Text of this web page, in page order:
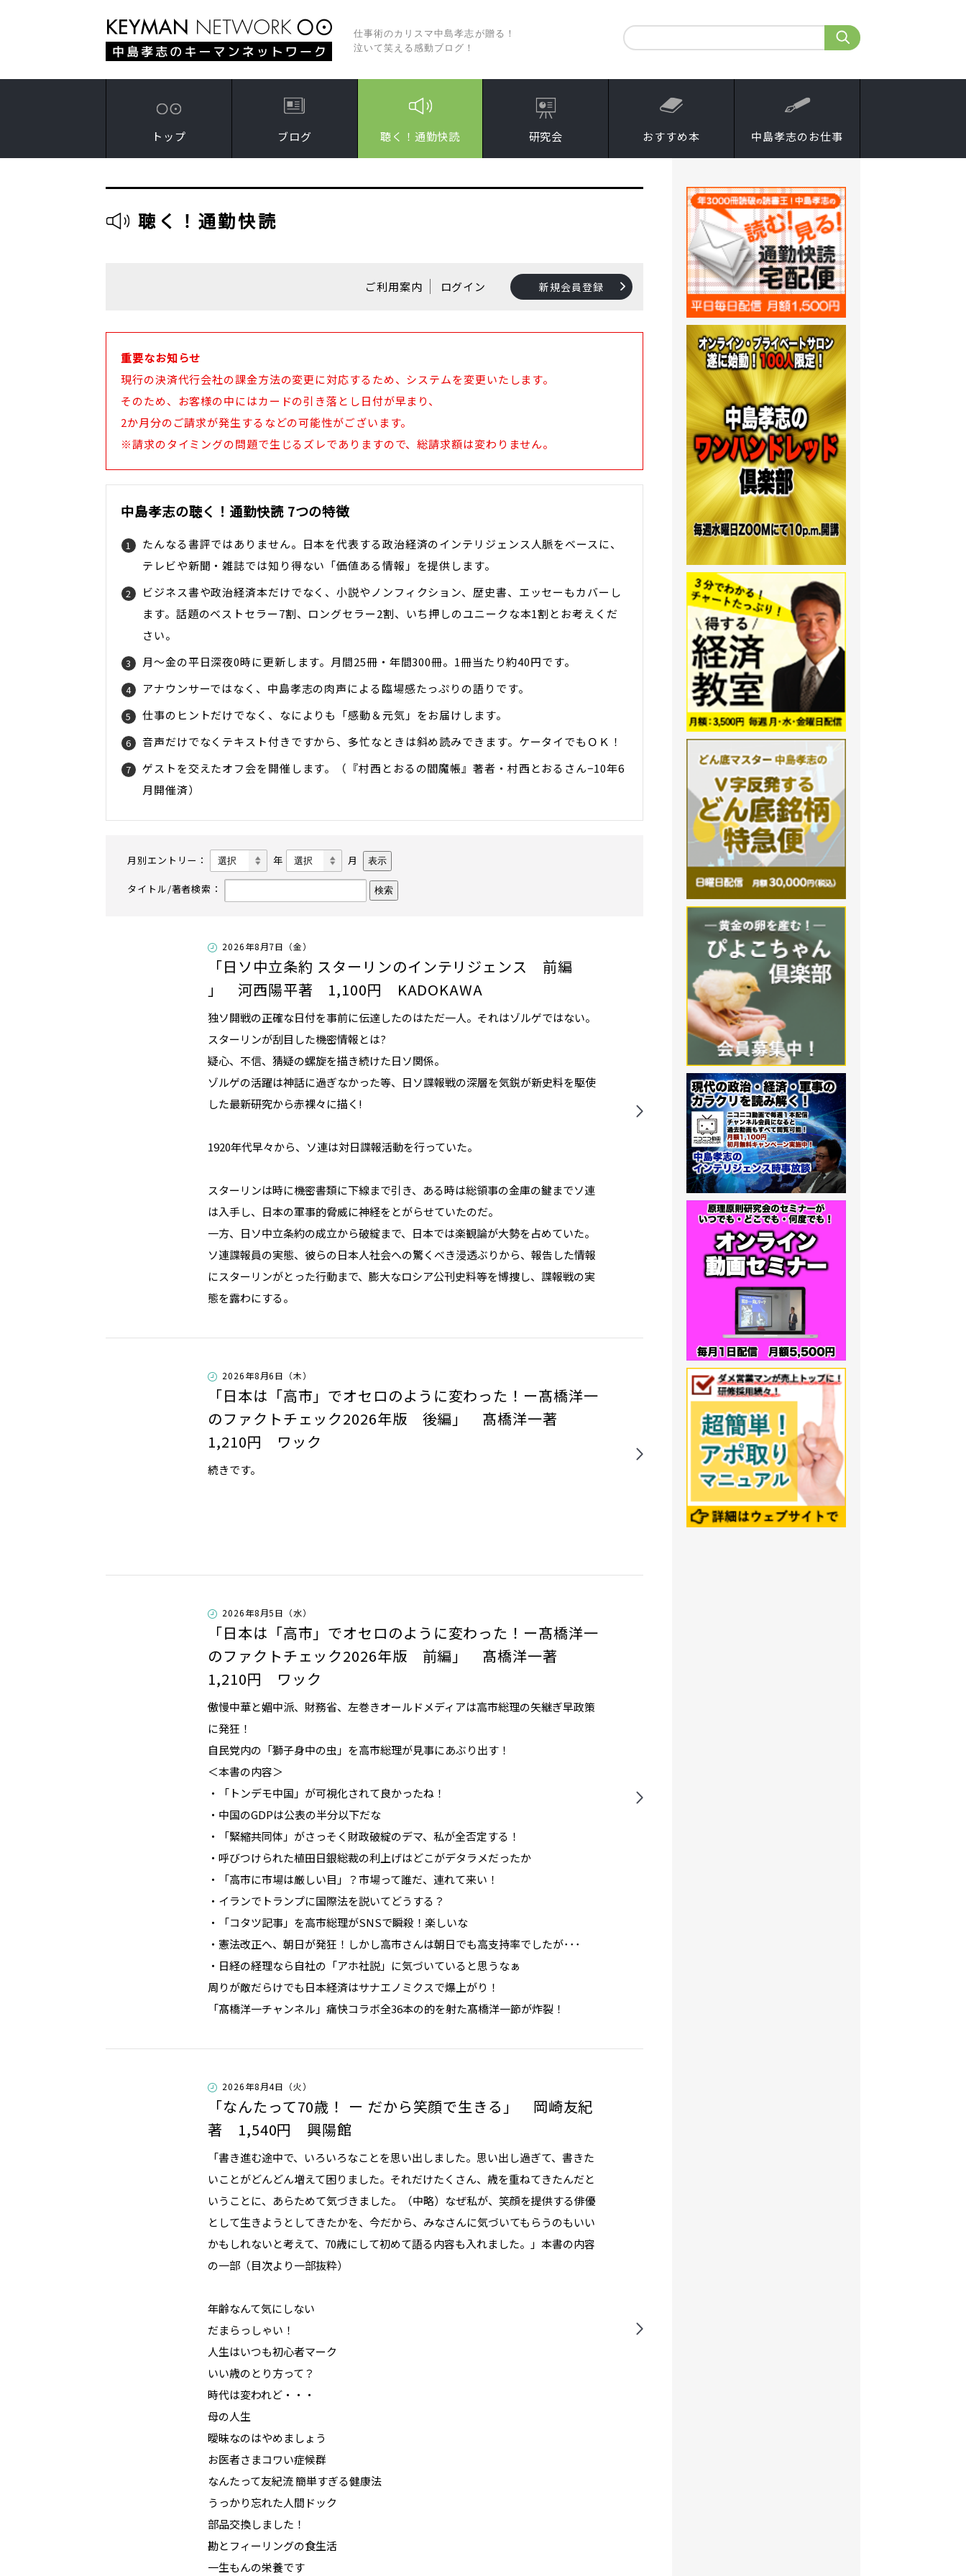
仕事術のカリスマ中島孝志が贈る！
泣いて笑える感動ブログ！
トップ ブログ 聴く！通勤快読 研究会 おすすめ本 中島孝志のお仕事
聴く！通勤快読
ご利用案内 ログイン 新規会員登録
重要なお知らせ
現行の決済代行会社の課金方法の変更に対応するため、システムを変更いたします。
そのため、お客様の中にはカードの引き落とし日付が早まり、
2か月分のご請求が発生するなどの可能性がございます。
※請求のタイミングの問題で生じるズレでありますので、総請求額は変わりません。
中島孝志の聴く！通勤快読 7つの特徴
たんなる書評ではありません。日本を代表する政治経済のインテリジェンス人脈をベースに、
テレビや新聞・雑誌では知り得ない「価値ある情報」を提供します。
ビジネス書や政治経済本だけでなく、小説やノンフィクション、歴史書、エッセーもカバーし
ます。話題のベストセラー7割、ロングセラー2割、いち押しのユニークな本1割とお考えくだ
さい。
月〜金の平日深夜0時に更新します。月間25冊・年間300冊。1冊当たり約40円です。
アナウンサーではなく、中島孝志の肉声による臨場感たっぷりの語りです。
仕事のヒントだけでなく、なによりも「感動＆元気」をお届けします。
音声だけでなくテキスト付きですから、多忙なときは斜め読みできます。ケータイでもＯＫ！
ゲストを交えたオフ会を開催します。（『村西とおるの閻魔帳』著者・村西とおるさん−10年6
月開催済）
月別エントリー： 年 月
タイトル/著者検索：
2026年8月7日（金）
「日ソ中立条約 スターリンのインテリジェンス 前編
」 河西陽平著 1,100円 KADOKAWA
独ソ開戦の正確な日付を事前に伝達したのはただ一人。それはゾルゲではない。
スターリンが刮目した機密情報とは?
疑心、不信、猜疑の螺旋を描き続けた日ソ関係。
ゾルゲの活躍は神話に過ぎなかった等、日ソ諜報戦の深層を気鋭が新史料を駆使
した最新研究から赤裸々に描く!
1920年代早々から、ソ連は対日諜報活動を行っていた。
スターリンは時に機密書類に下線まで引き、ある時は総領事の金庫の鍵までソ連
は入手し、日本の軍事的脅威に神経をとがらせていたのだ。
一方、日ソ中立条約の成立から破綻まで、日本では楽観論が大勢を占めていた。
ソ連諜報員の実態、彼らの日本人社会への驚くべき浸透ぶりから、報告した情報
にスターリンがとった行動まで、膨大なロシア公刊史料等を博捜し、諜報戦の実
態を露わにする。
2026年8月6日（木）
「日本は「高市」でオセロのように変わった！ー髙橋洋一
のファクトチェック2026年版 後編」 髙橋洋一著
1,210円 ワック
続きです。
2026年8月5日（水）
「日本は「高市」でオセロのように変わった！ー髙橋洋一
のファクトチェック2026年版 前編」 髙橋洋一著
1,210円 ワック
傲慢中華と媚中派、財務省、左巻きオールドメディアは高市総理の矢継ぎ早政策
に発狂！
自民党内の「獅子身中の虫」を高市総理が見事にあぶり出す！
＜本書の内容＞
・「トンデモ中国」が可視化されて良かったね！
・中国のGDPは公表の半分以下だな
・「緊縮共同体」がさっそく財政破綻のデマ、私が全否定する！
・呼びつけられた植田日銀総裁の利上げはどこがデタラメだったか
・「高市に市場は厳しい目」？市場って誰だ、連れて来い！
・イランでトランプに国際法を説いてどうする？
・「コタツ記事」を高市総理がSNSで瞬殺！楽しいな
・憲法改正へ、朝日が発狂！しかし高市さんは朝日でも高支持率でしたが･･･
・日経の経理なら自社の「アホ社説」に気づいていると思うなぁ
周りが敵だらけでも日本経済はサナエノミクスで爆上がり！
「髙橋洋一チャンネル」痛快コラボ全36本の的を射た髙橋洋一節が炸裂！
2026年8月4日（火）
「なんたって70歳！ ー だから笑顔で生きる」 岡崎友紀
著 1,540円 興陽館
「書き進む途中で、いろいろなことを思い出しました。思い出し過ぎて、書きた
いことがどんどん増えて困りました。それだけたくさん、歳を重ねてきたんだと
いうことに、あらためて気づきました。（中略）なぜ私が、笑顔を提供する俳優
として生きようとしてきたかを、今だから、みなさんに気づいてもらうのもいい
かもしれないと考えて、70歳にして初めて語る内容も入れました。」本書の内容
の一部（目次より一部抜粋）
年齢なんて気にしない
だまらっしゃい！
人生はいつも初心者マーク
いい歳のとり方って？
時代は変われど・・・
母の人生
曖昧なのはやめましょう
お医者さまコワい症候群
なんたって友紀流 簡単すぎる健康法
うっかり忘れた人間ドック
部品交換しました！
勘とフィーリングの食生活
一生もんの栄養です